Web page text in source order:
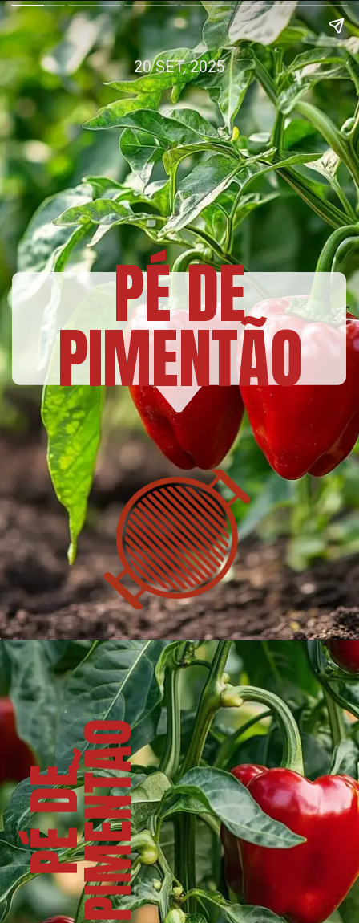
PÉ DE
PIMENTÃO
20 SET, 2025
P
É
D
E
P
I
M
E
N
T
ÃO